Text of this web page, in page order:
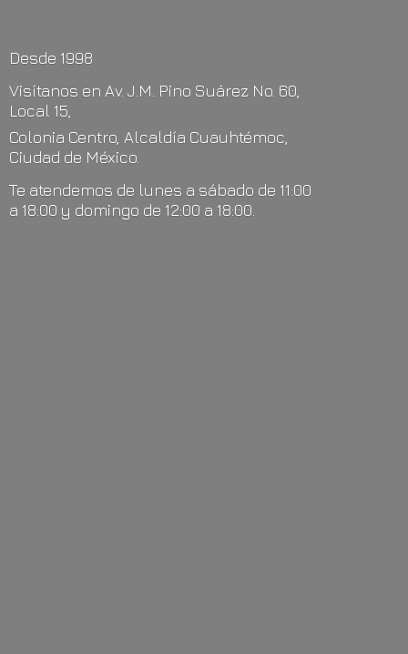
Desde 1998
Visítanos en Av. J.M. Pino Suárez No. 60,
Local 15,
Colonia Centro, Alcaldía Cuauhtémoc,
Ciudad de México.
Te atendemos de lunes a sábado de 11:00
a 18:00 y domingo de 12:00 a 18:00.